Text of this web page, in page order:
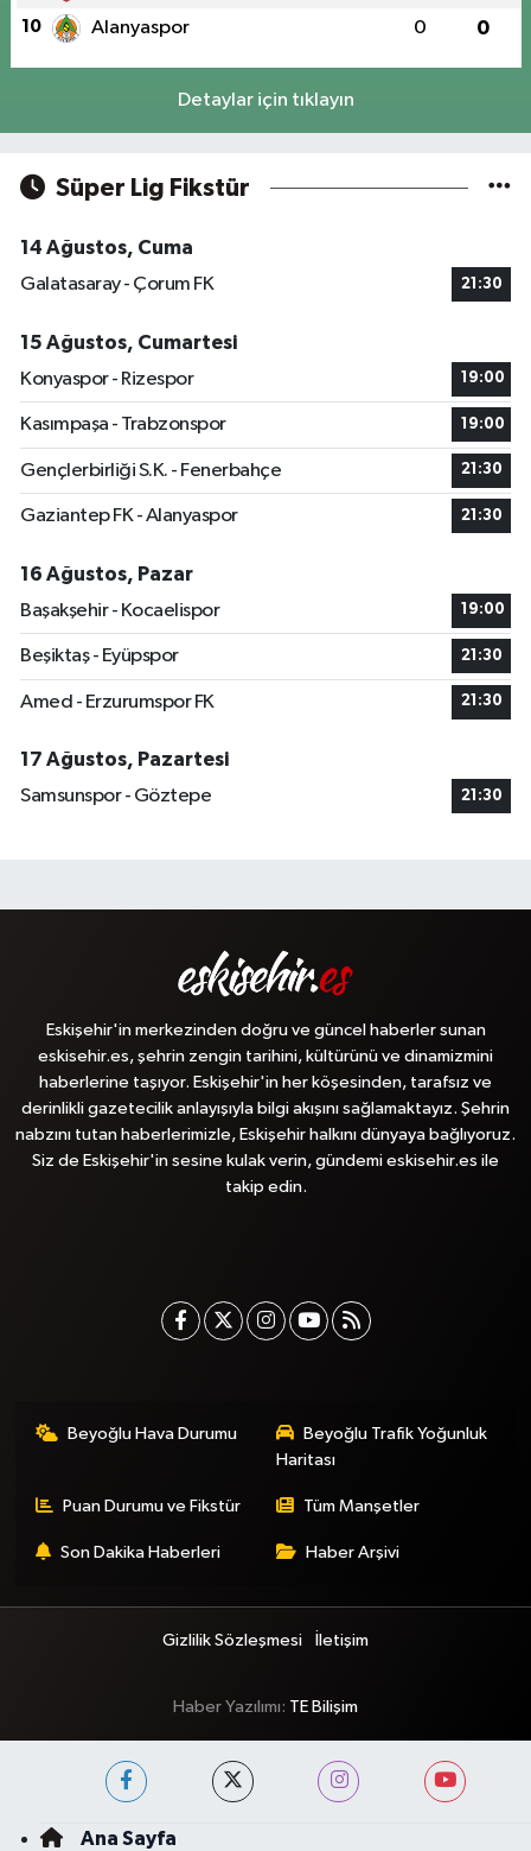
10 Alanyaspor 0 0
Detaylar için tıklayın
Süper Lig Fikstür
14 Ağustos, Cuma
Galatasaray - Çorum FK
21:30
15 Ağustos, Cumartesi
Konyaspor - Rizespor
19:00
Kasımpaşa - Trabzonspor 19:00
Gençlerbirliği S.K. - Fenerbahçe 21:30
Gaziantep FK - Alanyaspor 21:30
16 Ağustos, Pazar
Başakşehir - Kocaelispor
19:00
Beşiktaş - Eyüpspor 21:30
Amed - Erzurumspor FK 21:30
17 Ağustos, Pazartesi
Samsunspor - Göztepe
21:30
Eskişehir'in merkezinden doğru ve güncel haberler sunan
eskisehir.es, şehrin zengin tarihini, kültürünü ve dinamizmini
haberlerine taşıyor. Eskişehir'in her köşesinden, tarafsız ve
derinlikli gazetecilik anlayışıyla bilgi akışını sağlamaktayız. Şehrin
nabzını tutan haberlerimizle, Eskişehir halkını dünyaya bağlıyoruz.
Siz de Eskişehir'in sesine kulak verin, gündemi eskisehir.es ile
takip edin.
Beyoğlu Hava Durumu
Beyoğlu Trafik Yoğunluk
Haritası
Puan Durumu ve Fikstür Tüm Manşetler
Son Dakika Haberleri Haber Arşivi
Gizlilik Sözleşmesi İletişim
Haber Yazılımı: TE Bilişim
Ana Sayfa